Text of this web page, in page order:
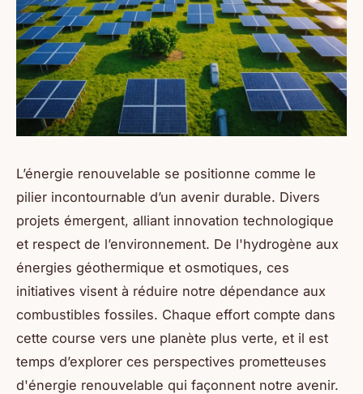
L’énergie renouvelable se positionne comme le
pilier incontournable d’un avenir durable. Divers
projets émergent, alliant innovation technologique
et respect de l’environnement. De l'hydrogène aux
énergies géothermique et osmotiques, ces
initiatives visent à réduire notre dépendance aux
combustibles fossiles. Chaque effort compte dans
cette course vers une planète plus verte, et il est
temps d’explorer ces perspectives prometteuses
d'énergie renouvelable qui façonnent notre avenir.